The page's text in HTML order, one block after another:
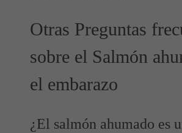
Otras Preguntas
sobre el Salmón
el embarazo
¿El salmón ahumado es